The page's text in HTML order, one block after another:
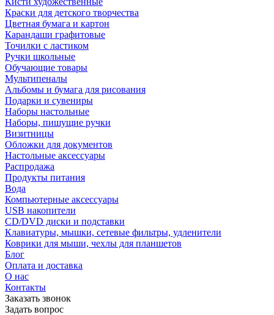
Краски для детского творчества
Цветная бумага и картон
Карандаши графитовые
Точилки с ластиком
Ручки школьные
Обучающие товары
Мультипеналы
Альбомы и бумага для рисования
Подарки и сувениры
Наборы настольные
Наборы, пишущие ручки
Визитницы
Обложки для документов
Настольные аксессуары
Распродажа
Продукты питания
Вода
Компьютерные аксессуары
USB накопители
CD/DVD диски и подставки
Клавиатуры, мышки, сетевые фильтры, удленители
Коврики для мыши, чехлы для планшетов
Блог
Оплата и доставка
О нас
Контакты
Заказать звонок
Задать вопрос